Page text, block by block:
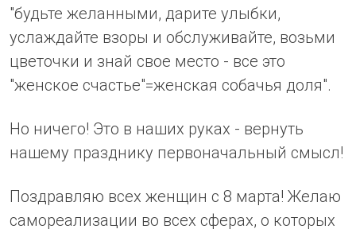
"будьте желанными, дарите улыбки,
услаждайте взоры и обслуживайте, возьми
цветочки и знай свое место - все это
"женское счастье"=женская собачья доля".
Но ничего! Это в наших руках - вернуть
нашему празднику первоначальный смысл!
Поздравляю всех женщин с 8 марта! Желаю
самореализации во всех сферах, о которых